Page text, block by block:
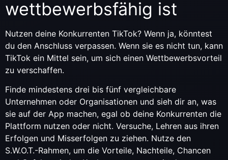
wettbewerbsfähig ist
Nutzen deine Konkurrenten TikTok? Wenn ja, könntest
du den Anschluss verpassen. Wenn sie es nicht tun, kann
TikTok ein Mittel sein, um sich einen Wettbewerbsvorteil
zu verschaffen.
Finde mindestens drei bis fünf vergleichbare
Unternehmen oder Organisationen und sieh dir an, was
sie auf der App machen, egal ob deine Konkurrenten die
Plattform nutzen oder nicht. Versuche, Lehren aus ihren
Erfolgen und Misserfolgen zu ziehen. Nutze den
S.W.O.T.-Rahmen, um die Vorteile, Nachteile, Chancen